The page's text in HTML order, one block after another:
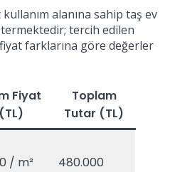
alanına sahip taş ev
tercih edilen
fiyat farklarına göre değerler
Fiyat
(TL)
Toplam
Tutar (TL)
/ m² 480.000